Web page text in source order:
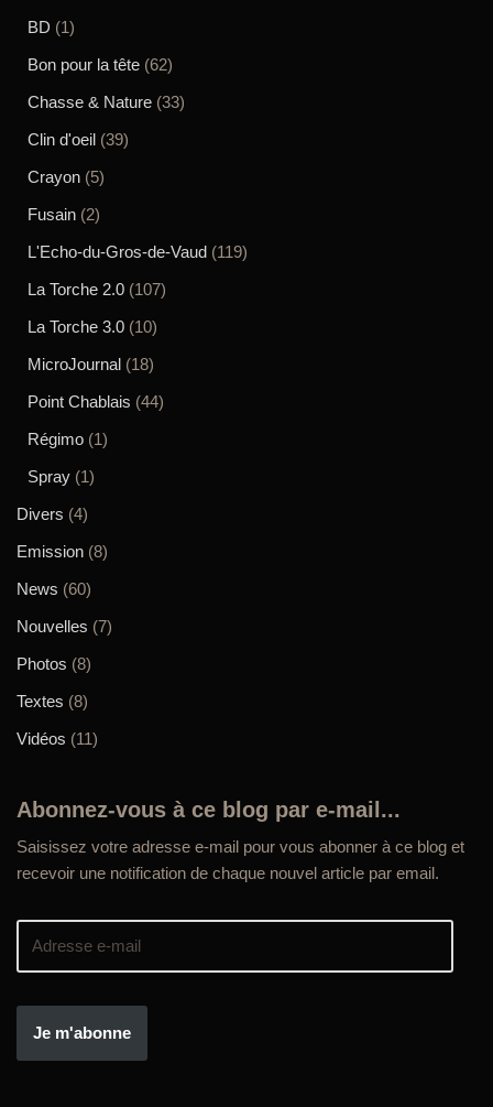
BD (1)
Bon pour la tête (62)
Chasse & Nature (33)
Clin d'oeil (39)
Crayon (5)
Fusain (2)
L'Echo-du-Gros-de-Vaud (119)
La Torche 2.0 (107)
La Torche 3.0 (10)
MicroJournal (18)
Point Chablais (44)
Régimo (1)
Spray (1)
Divers (4)
Emission (8)
News (60)
Nouvelles (7)
Photos (8)
Textes (8)
Vidéos (11)
Abonnez-vous à ce blog par e-mail...
Saisissez votre adresse e-mail pour vous abonner à ce blog et
recevoir une notification de chaque nouvel article par email.
Je m'abonne